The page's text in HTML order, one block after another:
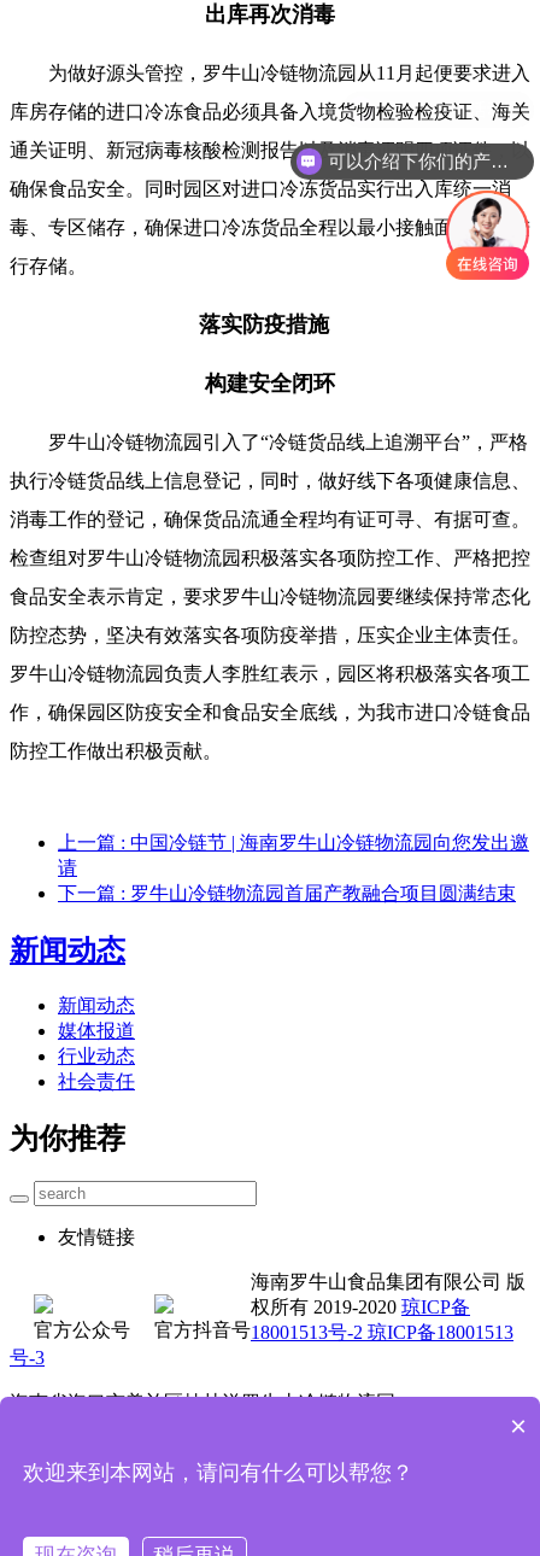
出库再次消毒
为做好源头管控，罗牛山冷链物流园从11月起便要求进入
库房存储的进口冷冻食品必须具备入境货物检验检疫证、海关
通关证明、新冠病毒核酸检测报告以及消毒证明四项证件，以
确保食品安全。同时园区对进口冷冻货品实行出入库统一消
毒、专区储存，确保进口冷冻货品全程以最小接触面在园区进
行存储。
落实防疫措施
构建安全闭环
罗牛山冷链物流园引入了“冷链货品线上追溯平台”，严格
执行冷链货品线上信息登记，同时，做好线下各项健康信息、
消毒工作的登记，确保货品流通全程均有证可寻、有据可查。
检查组对罗牛山冷链物流园积极落实各项防控工作、严格把控
食品安全表示肯定，要求罗牛山冷链物流园要继续保持常态化
防控态势，坚决有效落实各项防疫举措，压实企业主体责任。
罗牛山冷链物流园负责人李胜红表示，园区将积极落实各项工
作，确保园区防疫安全和食品安全底线，为我市进口冷链食品
防控工作做出积极贡献。
上一篇 : 中国冷链节 | 海南罗牛山冷链物流园向您发出邀
请
下一篇 : 罗牛山冷链物流园首届产教融合项目圆满结束
新闻动态
新闻动态
媒体报道
行业动态
社会责任
为你推荐
友情链接
官方公众号 官方抖音号
海南罗牛山食品集团有限公司 版
权所有 2019-2020 琼ICP备
18001513号-2 琼ICP备18001513
号-3
海南省海口市美兰区桂林洋罗牛山冷链物流园
技术支持：魔方科技
电话咨询
可以介绍下你们的产品么
×
欢迎来到本网站，请问有什么可以帮您？